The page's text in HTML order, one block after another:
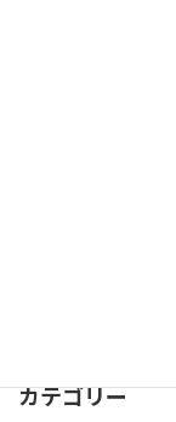
カテゴリー